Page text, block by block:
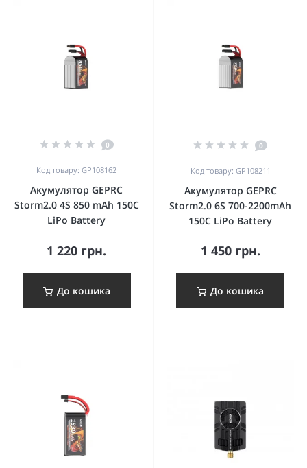
0
Код товару: GP108162
Акумулятор GEPRC
Storm2.0 4S 850 mAh 150C
LiPo Battery
1 220 грн.
До кошика
0
Код товару: GP108211
Акумулятор GEPRC
Storm2.0 6S 700-2200mAh
150C LiPo Battery
1 450 грн.
До кошика